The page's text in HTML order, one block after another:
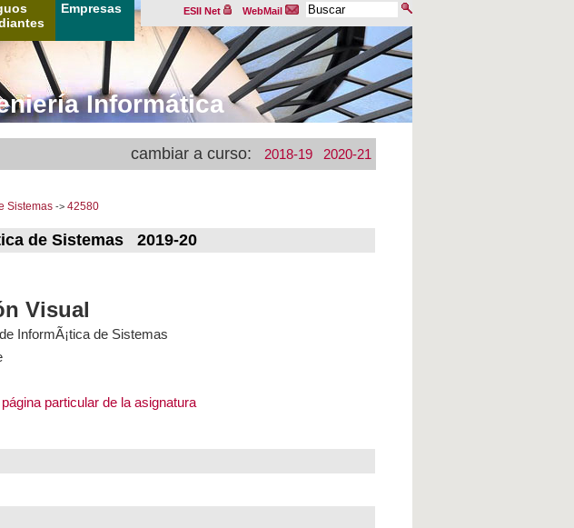
Empresas WebMail
ESII Net
Informática
cambiar a curso: 2018-19 2020-21
Sistemas-> 42580
de Sistemas 2019-20
Visual
InformÃ¡tica de Sistemas
particular de la asignatura